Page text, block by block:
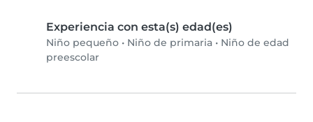
Experiencia con esta(s) edad(es)
Niño pequeño • Niño de primaria • Niño de edad
preescolar